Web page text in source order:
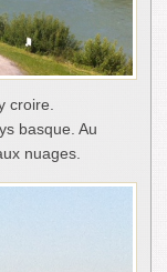
croire.
basque. Au
nuages.